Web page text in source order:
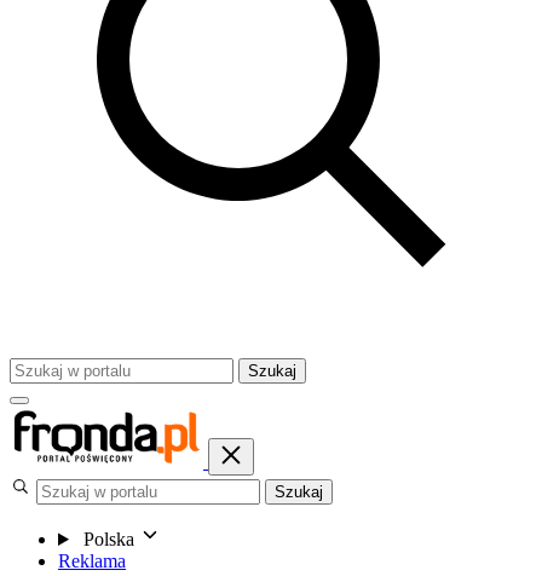
Szukaj
Szukaj
Polska
Reklama